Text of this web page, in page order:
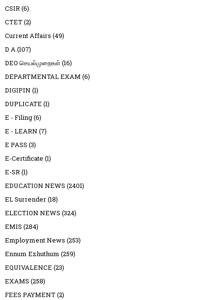
CSIR(6)
CTET(2)
Current Affairs (49)
D A(107)
DEO செயல்முறைகள்(16)
DEPARTMENTAL EXAM (6)
DIGIPIN (1)
DUPLICATE (1)
E - Filing(6)
E - LEARN (7)
E PASS (3)
E-Certificate (1)
E-SR(1)
EDUCATION NEWS (2401)
EL Surrender(18)
ELECTION NEWS (324)
EMIS (284)
Employment News (253)
Ennum Ezhuthum (259)
EQUIVALENCE (23)
EXAMS (258)
FEES PAYMENT(2)